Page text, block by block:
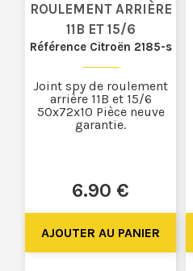
ROULEMENT ARRIÈRE
11B ET 15/6
Référence Citroën 2185-s
6.90 €
Joint spy de roulement
arrière 11B et 15/6
50x72x10 Pièce neuve
garantie.